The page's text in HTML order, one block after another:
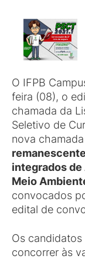
O IFPB
feira (08), o
chamada da
Seletivo de
nova
integrados
Meio
convocados
edital de
Os candidatos
concorrer às